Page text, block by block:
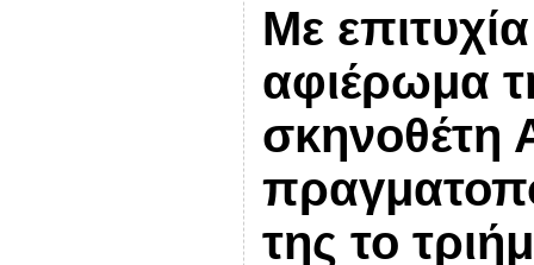
Με
αφιέρωμα
σκηνοθέτη
της το